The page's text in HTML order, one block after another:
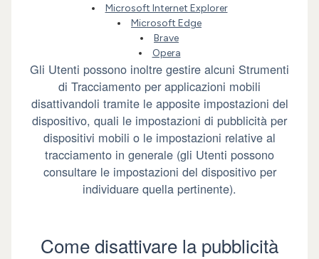
Microsoft Internet Explorer
Microsoft Edge
Brave
Opera
Gli Utenti possono inoltre gestire alcuni Strumenti
di Tracciamento per applicazioni mobili
disattivandoli tramite le apposite impostazioni del
dispositivo, quali le impostazioni di pubblicità per
dispositivi mobili o le impostazioni relative al
tracciamento in generale (gli Utenti possono
consultare le impostazioni del dispositivo per
individuare quella pertinente).
Come disattivare la pubblicità